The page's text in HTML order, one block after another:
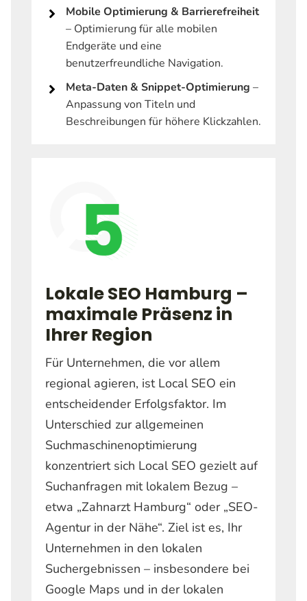
Mobile Optimierung & Barrierefreiheit
– Optimierung für alle mobilen
Endgeräte und eine
benutzerfreundliche Navigation.
Meta-Daten & Snippet-Optimierung –
Anpassung von Titeln und
Beschreibungen für höhere Klickzahlen.
Lokale SEO Hamburg –
maximale Präsenz in
Ihrer Region
Für Unternehmen, die vor allem
regional agieren, ist Local SEO ein
entscheidender Erfolgsfaktor. Im
Unterschied zur allgemeinen
Suchmaschinenoptimierung
konzentriert sich Local SEO gezielt auf
Suchanfragen mit lokalem Bezug –
etwa „Zahnarzt Hamburg“ oder „SEO-
Agentur in der Nähe“. Ziel ist es, Ihr
Unternehmen in den lokalen
Suchergebnissen – insbesondere bei
Google Maps und in der lokalen